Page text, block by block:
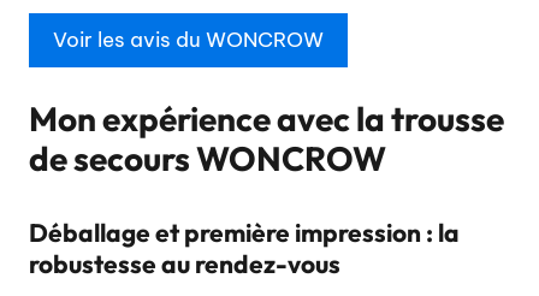
Voir les avis du WONCROW
Mon expérience avec la trousse
de secours WONCROW
Déballage et première impression : la
robustesse au rendez-vous